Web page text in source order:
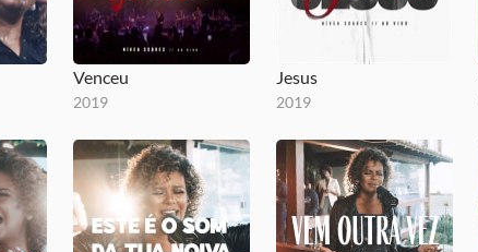
Venceu
2019
Jesus
2019